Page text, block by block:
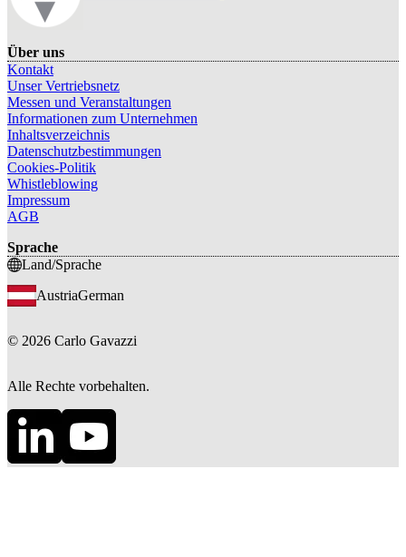
Über uns
Kontakt
Unser Vertriebsnetz
Messen und Veranstaltungen
Informationen zum Unternehmen
Inhaltsverzeichnis
Datenschutzbestimmungen
Cookies-Politik
Whistleblowing
Impressum
AGB
Sprache
Land/Sprache
AustriaGerman
© 2026 Carlo Gavazzi
Alle Rechte vorbehalten.